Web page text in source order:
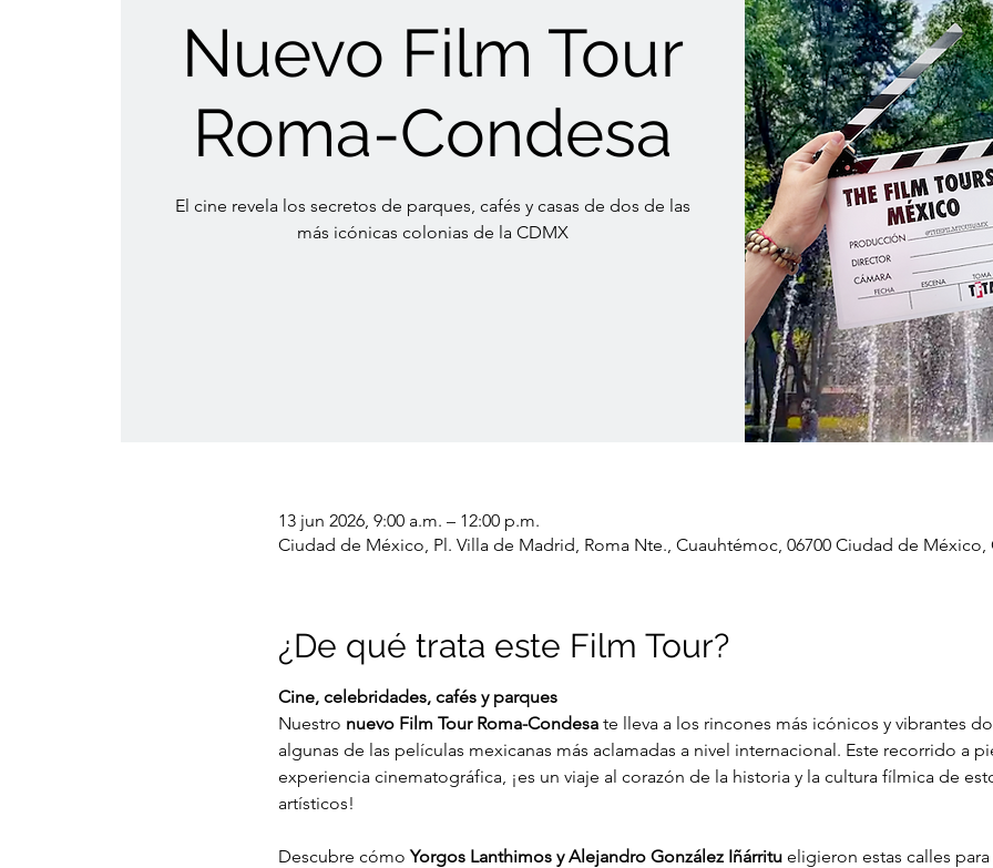
Nuevo Film Tour
Roma-Condesa
El cine revela los secretos de parques, cafés y casas de dos de las
más icónicas colonias de la CDMX
13 jun 2026, 9:00 a.m. – 12:00 p.m.
Ciudad de México, Pl. Villa de Madrid, Roma Nte., Cuauhtémoc, 06700 Ciudad de
¿De qué trata este Film Tour?
Cine, celebridades, cafés y parques
Nuestro nuevo Film Tour Roma-Condesa te lleva a los rincones más icónicos y vibrantes
algunas de las películas mexicanas más aclamadas a nivel internacional. Este recorrido a
experiencia cinematográfica, ¡es un viaje al corazón de la historia y la cultura fílmica de
artísticos!
Descubre cómo Yorgos Lanthimos y Alejandro González Iñárritu eligieron estas calles